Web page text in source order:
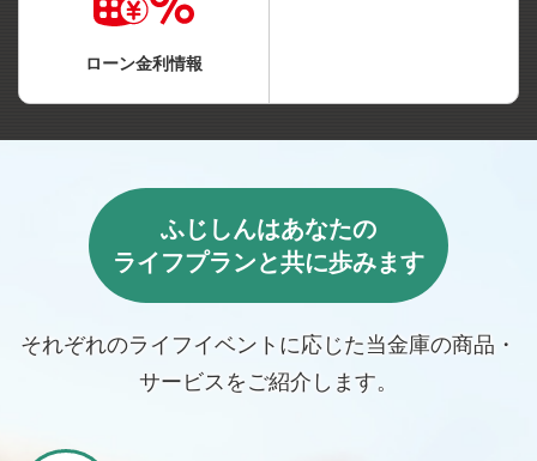
ローン金利情報
ふじしんはあなたの
ライフプランと共に歩みます
それぞれのライフイベントに応じた当金庫の商品・
サービスをご紹介します。